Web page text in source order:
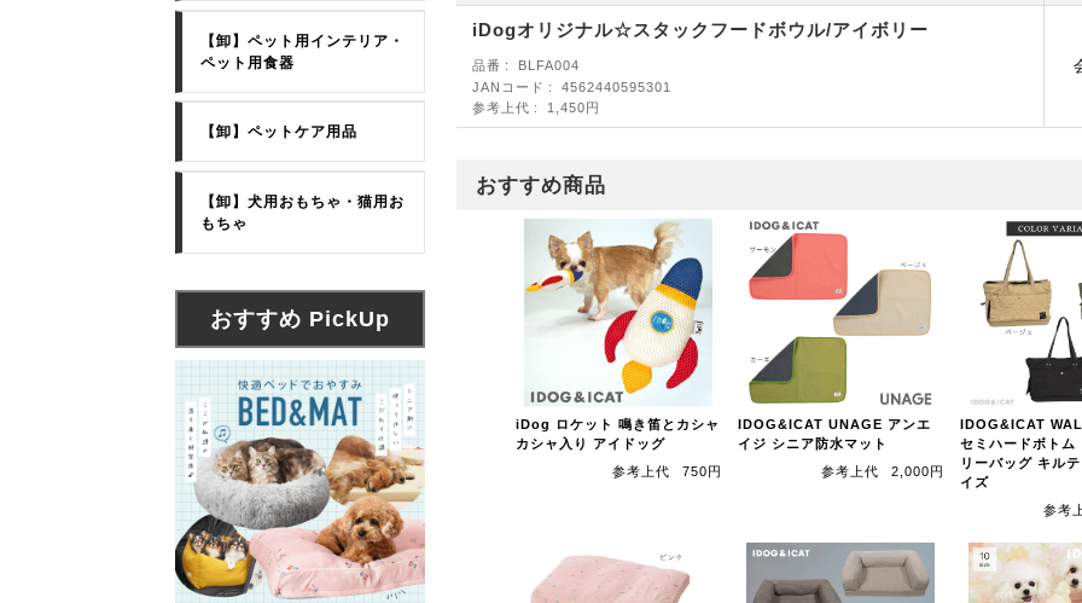
iDogオリジナル☆スタックフードボウル/アイボリー
品番
BLFA004
JANコード
4562440595301
参考上代
1,450円
おすすめ商品
iDog ロケット 鳴き笛とカシャ
カシャ入り アイドッグ
参考上代
750円
IDOG&ICAT UNAGE アンエ
イジ シニア防水マット
参考上代
2,000円
IDOG&ICAT
セミハードボトム
リーバッグ キル
イズ
参考
【卸】ペット用インテリア・
ペット用食器
【卸】ペットケア用品
【卸】犬用おもちゃ・猫用お
もちゃ
おすすめ PickUp